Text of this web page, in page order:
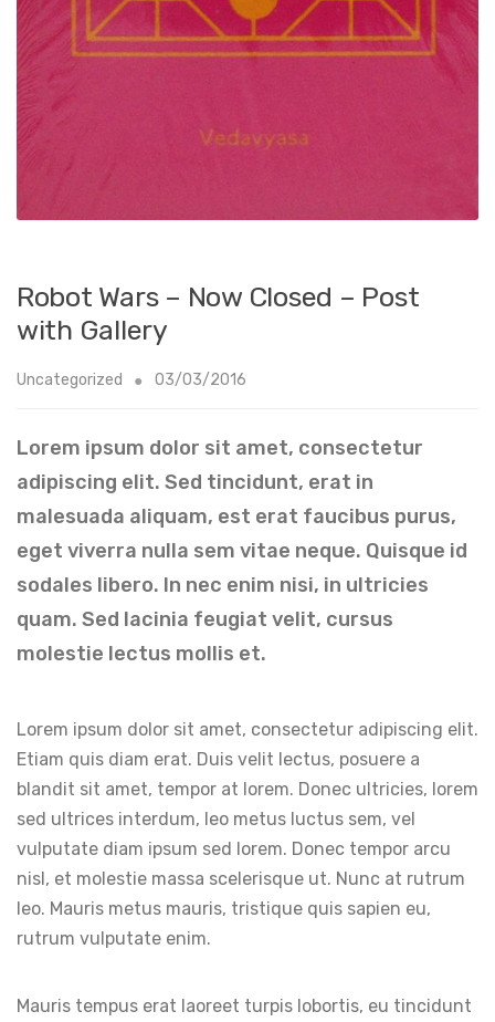
Robot Wars – Now Closed – Post
with Gallery
Uncategorized 03/03/2016
Lorem ipsum dolor sit amet, consectetur
adipiscing elit. Sed tincidunt, erat in
malesuada aliquam, est erat faucibus purus,
eget viverra nulla sem vitae neque. Quisque id
sodales libero. In nec enim nisi, in ultricies
quam. Sed lacinia feugiat velit, cursus
molestie lectus mollis et.
Lorem ipsum dolor sit amet, consectetur adipiscing elit.
Etiam quis diam erat. Duis velit lectus, posuere a
blandit sit amet, tempor at lorem. Donec ultricies, lorem
sed ultrices interdum, leo metus luctus sem, vel
vulputate diam ipsum sed lorem. Donec tempor arcu
nisl, et molestie massa scelerisque ut. Nunc at rutrum
leo. Mauris metus mauris, tristique quis sapien eu,
rutrum vulputate enim.
Mauris tempus erat laoreet turpis lobortis, eu tincidunt